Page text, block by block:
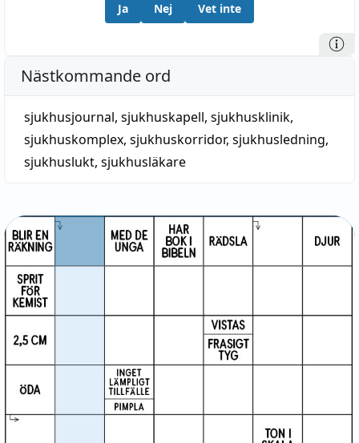
Ja Nej Vet inte
Nästkommande ord
sjukhusjournal, sjukhuskapell, sjukhusklinik,
sjukhuskomplex, sjukhuskorridor, sjukhusledning,
sjukhuslukt, sjukhusläkare